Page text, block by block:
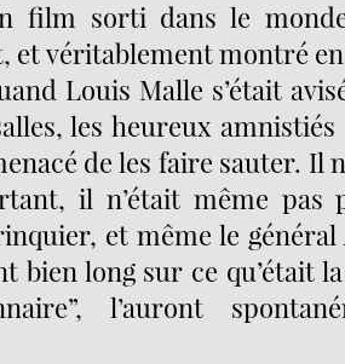
film sorti dans le
et véritablement montré
Louis Malle s’était
les heureux amnistiés
de les faire sauter. Il
il n’était même pas
et même le général
bien long sur ce qu’était
l’auront